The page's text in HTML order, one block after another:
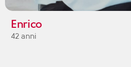
Enrico
42 anni